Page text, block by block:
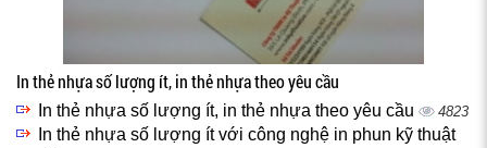
In thẻ nhựa số lượng ít, in thẻ nhựa theo yêu cầu
In thẻ nhựa số lượng ít, in thẻ nhựa theo yêu cầu 4823
In thẻ nhựa số lượng ít với công nghệ in phun kỹ thuật